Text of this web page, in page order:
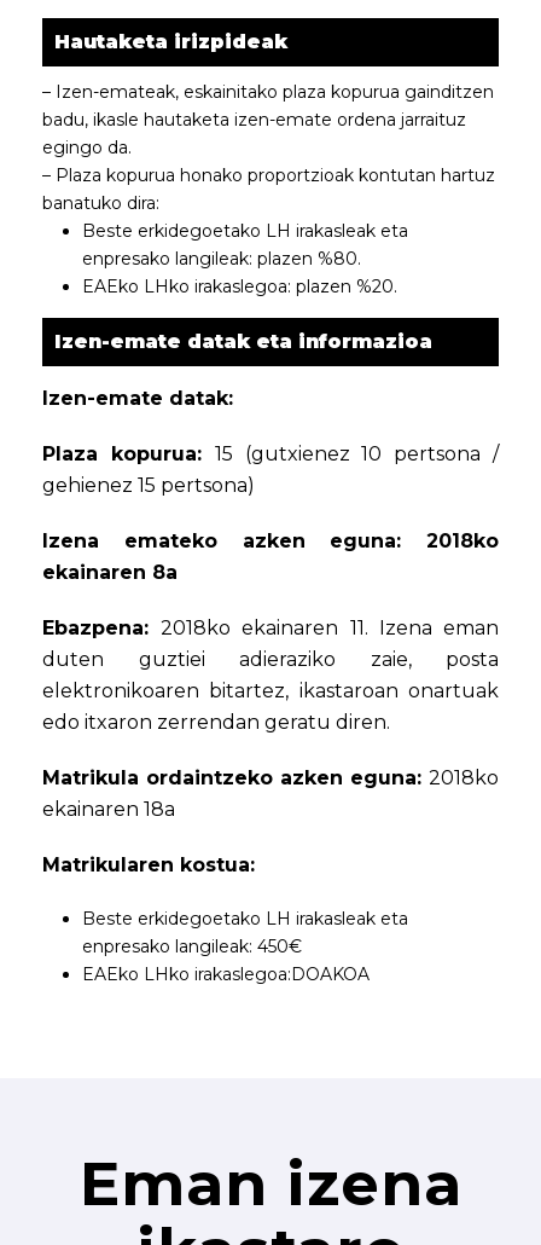
Hautaketa irizpideak
– Izen-emateak, eskainitako plaza kopurua gainditzen
badu, ikasle hautaketa izen-emate ordena jarraituz
egingo da.
– Plaza kopurua honako proportzioak kontutan hartuz
banatuko dira:
Beste erkidegoetako LH irakasleak eta
enpresako langileak: plazen %80.
EAEko LHko irakaslegoa: plazen %20.
Izen-emate datak eta informazioa
Izen-emate datak:
Plaza kopurua: 15 (gutxienez 10 pertsona /
gehienez 15 pertsona)
Izena emateko azken eguna: 2018ko
ekainaren 8a
Ebazpena:2018ko ekainaren 11. Izena eman
duten guztiei adieraziko zaie, posta
elektronikoaren bitartez, ikastaroan onartuak
edo itxaron zerrendan geratu diren.
Matrikula ordaintzeko azken eguna: 2018ko
ekainaren 18a
Matrikularen kostua:
Beste erkidegoetako LH irakasleak eta
enpresako langileak: 450€
EAEko LHko irakaslegoa:DOAKOA
Eman izena